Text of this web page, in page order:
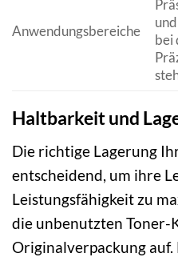
Anwendungsbereiche
bei
Haltbarkeit und
Die richtige Lagerung
entscheidend, um ihre
Leistungsfähigkeit zu
die unbenutzten Toner-
Originalverpackung auf.